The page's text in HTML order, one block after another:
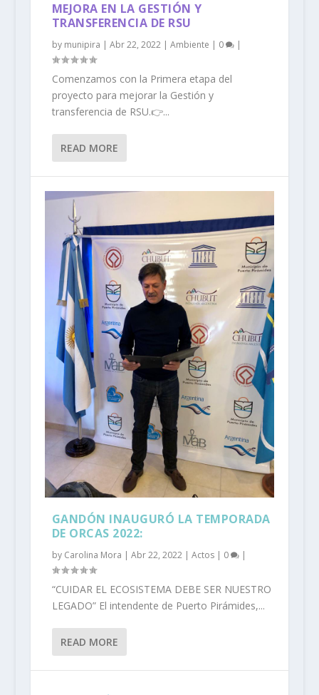
MEJORA EN LA GESTIÓN Y
TRANSFERENCIA DE RSU
by munipira | Abr 22, 2022| Ambiente | 0 |
Comenzamos con la Primera etapa del
proyecto para mejorar la Gestión y
transferencia de RSU.👉...
READ MORE
GANDÓN INAUGURÓ LA TEMPORADA
DE ORCAS 2022:
by Carolina Mora | Abr 22, 2022| Actos| 0 |
“CUIDAR EL ECOSISTEMA DEBE SER NUESTRO
LEGADO” El intendente de Puerto Pirámides,...
READ MORE